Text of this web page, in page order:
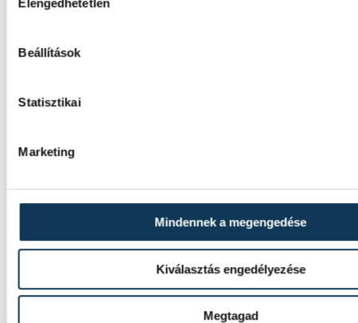
Elengedhetetlen
Beállítások
Statisztikai
Marketing
Mindennek a megengedése
Kiválasztás engedélyezése
Megtagad
HAZAI
HELYSZÍN
SOROZAT
FÉRFI FUTSAL NB I, A 3.
VEHÍR VESZPRÉM
DEAC FUTSAL
IDŐPONT
2026. JÚNIUS 12. 18:30
VESZPRÉM, MÁRCIUS 15. UTCAI